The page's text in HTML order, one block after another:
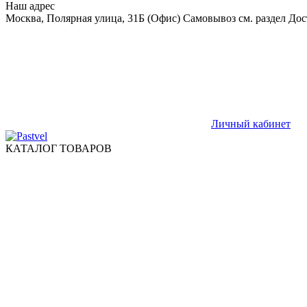
Наш адрес
Москва, Полярная улица, 31Б (Офис) Самовывоз см. раздел
Личный кабинет
КАТАЛОГ ТОВАРОВ